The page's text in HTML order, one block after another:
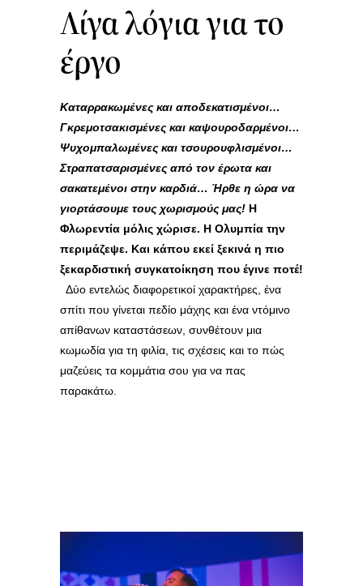
Λίγα λόγια για το
έργο
Καταρρακωμένες και αποδεκατισμένοι…
Γκρεμοτσακισμένες και καψουροδαρμένοι…
Ψυχομπαλωμένες και τσουρουφλισμένοι…
Στραπατσαρισμένες από τον έρωτα και
σακατεμένοι στην καρδιά… Ήρθε η ώρα να
γιορτάσουμε τους χωρισμούς μας! Η
Φλωρεντία μόλις χώρισε. Η Ολυμπία την
περιμάζεψε. Και κάπου εκεί ξεκινά η πιο
ξεκαρδιστική συγκατοίκηση που έγινε ποτέ!
Δύο εντελώς διαφορετικοί χαρακτήρες, ένα
σπίτι που γίνεται πεδίο μάχης και ένα ντόμινο
απίθανων καταστάσεων, συνθέτουν μια
κωμωδία για τη φιλία, τις σχέσεις και το πώς
μαζεύεις τα κομμάτια σου για να πας
παρακάτω.